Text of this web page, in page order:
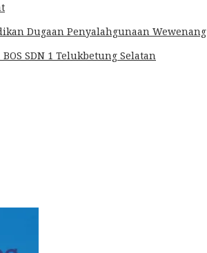
Dugaan Penyalahgunaan Wewenang
SDN 1 Telukbetung Selatan